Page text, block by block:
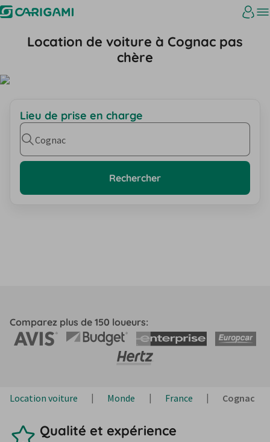
Location de voiture à Cognac pas
chère
Lieu de prise en charge
Cognac
Rechercher
Comparez plus de 150 loueurs:
Location voiture Monde France Cognac
Qualité et expérience